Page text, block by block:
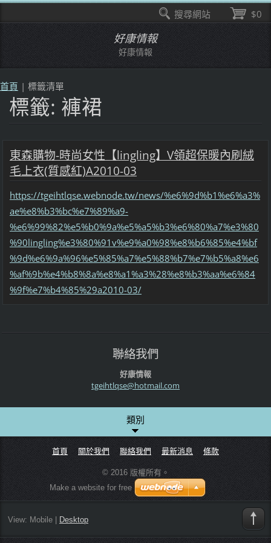
好康情報
好康情報
首頁 | 標籤清單
標籤: 褲裙
東森購物-時尚女性【lingling】V領超保暖內刷絨
毛上衣(質感紅)A2010-03
https://tgeihtlqse.webnode.tw/news/%e6%9d%b1%e6%a3%
ae%e8%b3%bc%e7%89%a9-
%e6%99%82%e5%b0%9a%e5%a5%b3%e6%80%a7%e3%80
%90lingling%e3%80%91v%e9%a0%98%e8%b6%85%e4%bf
%9d%e6%9a%96%e5%85%a7%e5%88%b7%e7%b5%a8%e6
%af%9b%e4%b8%8a%e8%a1%a3%28%e8%b3%aa%e6%84
%9f%e7%b4%85%29a2010-03/
聯絡我們
好康情報
tgeihtlqse@hotmail.com
類別
首頁 關於我們 聯絡我們 最新消息 條款
© 2016 版權所有。
Make a website for free
View: Mobile| Desktop
$0
搜尋網站